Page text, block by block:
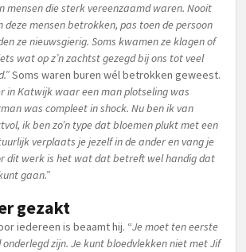
mensen die sterk vereenzaamd waren. Nooit
deze mensen betrokken, pas toen de persoon
ze nieuwsgierig. Soms kwamen ze klagen of
wat op z’n zachtst gezegd bij ons tot veel
Soms waren buren wél betrokken geweest.
in Katwijk waar een man plotseling was
was compleet in shock. Nu ben ik van
ik ben zo’n type dat bloemen plukt met een
verplaats je jezelf in de ander en vang je
dit werk is het wat dat betreft wel handig dat
gaan.”
gezakt
iedereen is beaamt hij. “Je moet ten eerste
onderlegd zijn. Je kunt bloedvlekken niet met Jif